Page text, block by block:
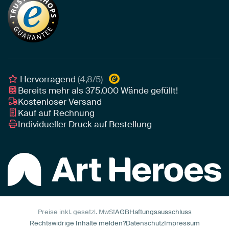
Tapete
Leinwand
Leinwand für draußen
Akustik-Tipps
Tipps von unseren Botschaftern
Individuelle Einrichtungsberatung
Unser Team
Botschafter
Awards und Preise
Art Heroes App
Hervorragend(4,8/5)
Bereits mehr als375.000Wände gefüllt!
Kostenloser Versand
Kauf auf Rechnung
Individueller Druck auf Bestellung
Preise inkl. gesetzl. MwStAGBHaftungsausschluss
Rechtswidrige Inhalte melden?DatenschutzImpressum